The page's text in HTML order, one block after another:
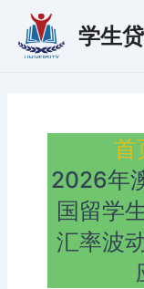
学生
首
2026年
国留学
汇率波